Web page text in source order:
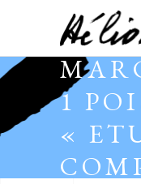
1
«